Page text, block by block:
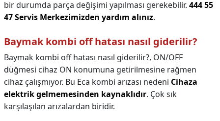
bir durumda parça değişimi yapılması gerekebilir. 444 55
47 Servis Merkezimizden yardım alınız.
Baymak kombi off hatası nasıl giderilir?
Baymak kombi off hatası nasıl giderilir?, ON/OFF
düğmesi cihaz ON konumuna getirilmesine rağmen
cihaz çalışmıyor. Bu Eca kombi arızası nedeni Cihaza
elektrik gelmemesinden kaynaklıdır. Çok sık
karşılaşılan arızalardan biridir.